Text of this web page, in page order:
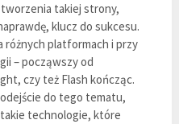
takiej strony,
klucz do sukcesu.
różnych platformach i przy
– począwszy od
czy też Flash kończąc.
do tego tematu,
technologie, które